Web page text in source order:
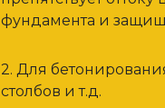
фундамента и
2. Для
столбов и т.д.